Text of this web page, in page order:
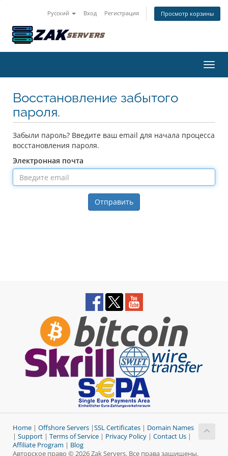
Русский Вход Регистрация Просмотр корзины
Восстановление забытого
пароля.
Забыли пароль? Введите ваш email для начала процесса
восстановления пароля.
Электронная почта
Отправить
Home | Offshore Servers |SSL Certificates | Domain Names
| Support | Terms of Service | Privacy Policy | Contact Us |
Affiliate Program | Blog
Авторское право © 2026 Zak Servers. Все права защищены.